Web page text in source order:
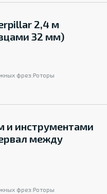
2,4 м
32 мм)
фрез:Роторы
и инструментами
между
фрез:Роторы